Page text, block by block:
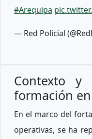
#Arequipa
— Red Policial
Contexto y
formación en
En el marco del
operativas, se ha